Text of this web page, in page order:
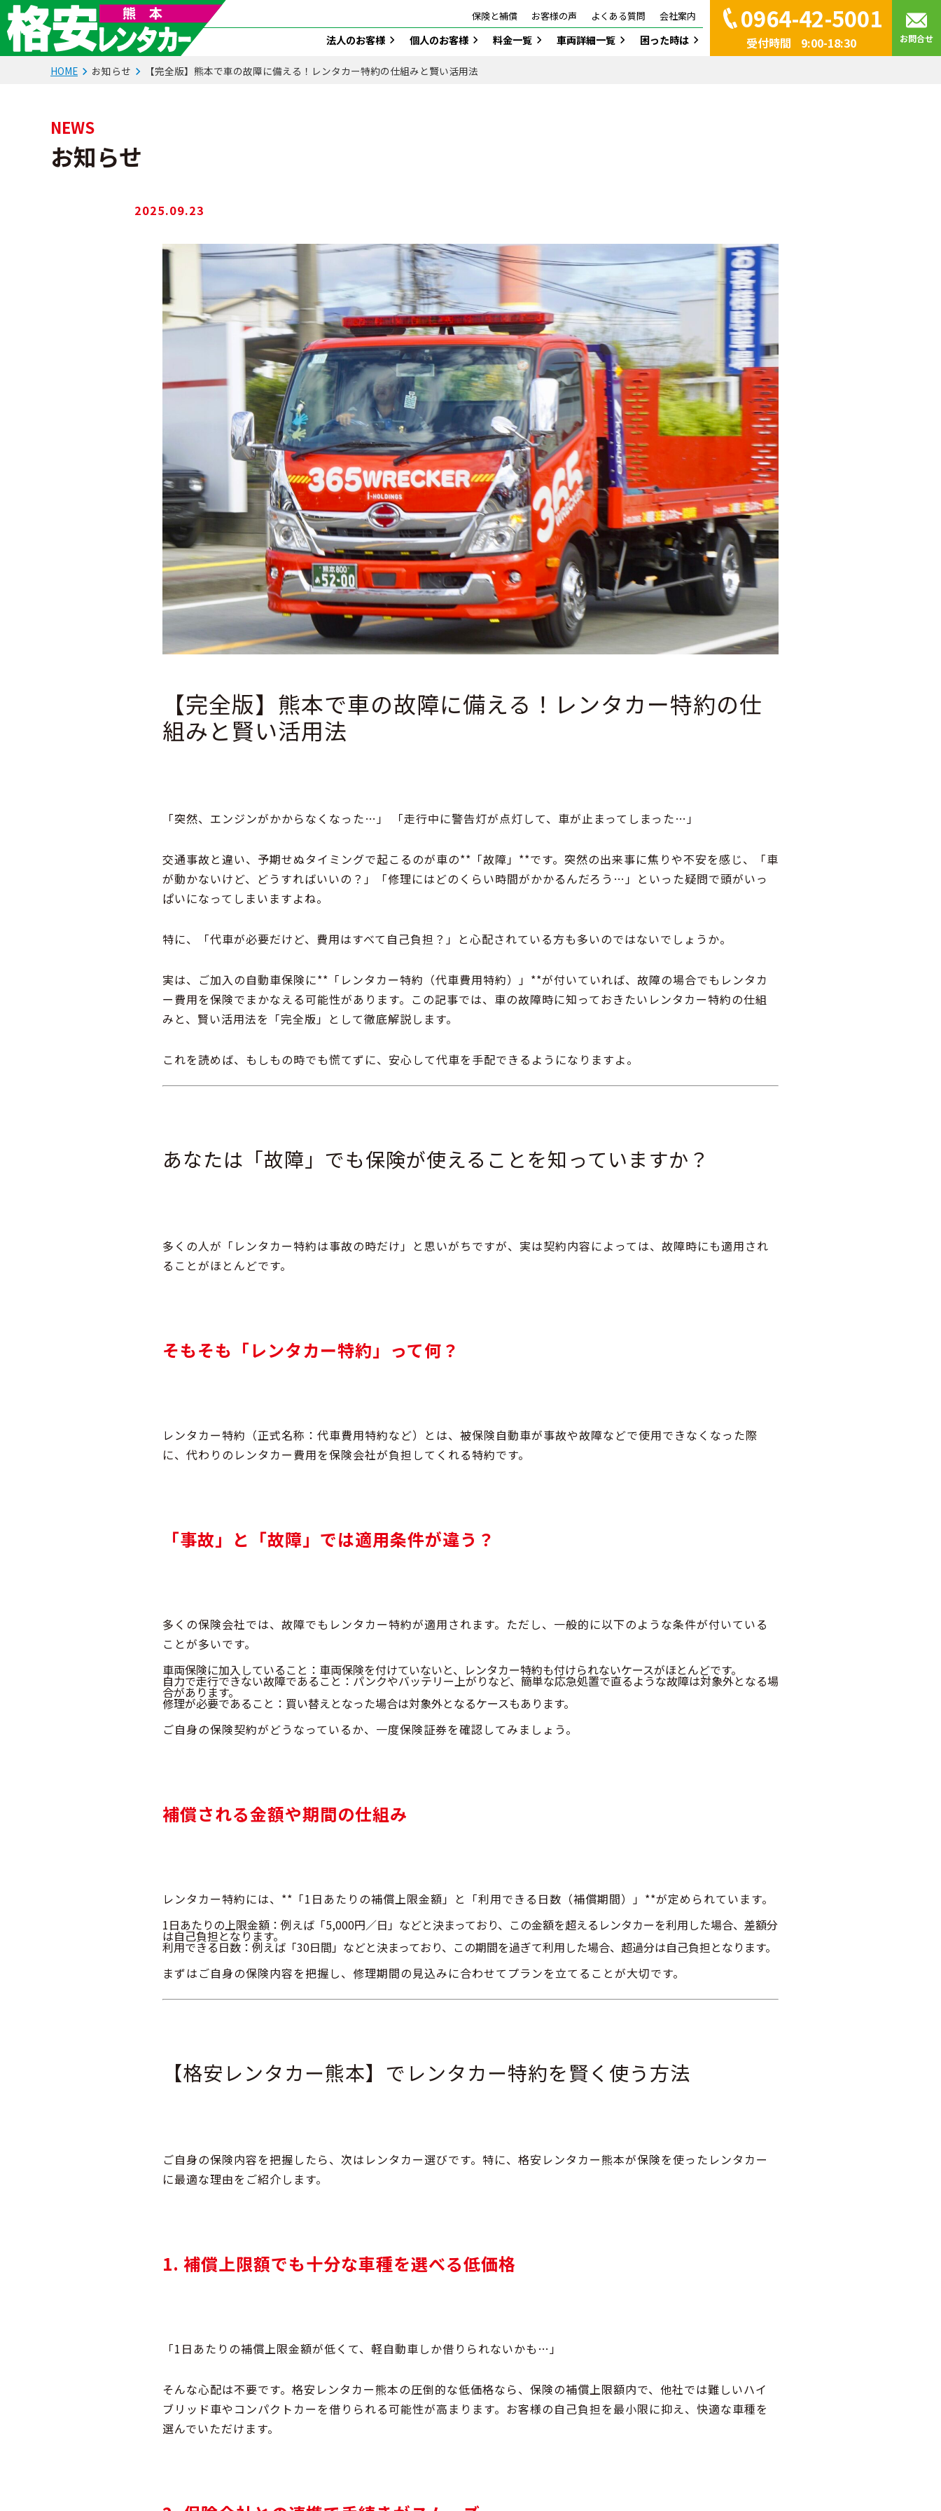
保険と補償 お客様の声 よくある質問 会社案内
法人のお客様 個人のお客様 料金一覧 車両詳細一覧 困った時は
0964-42-5001
受付時間 9:00-18:30 お問合せ
HOME お知らせ 【完全版】熊本で車の故障に備える！レンタカー特約の仕組みと賢い活用法
NEWS
お知らせ
2025.09.23
【完全版】熊本で車の故障に備える！レンタカー特約の仕
組みと賢い活用法
「突然、エンジンがかからなくなった…」 「走行中に警告灯が点灯して、車が止まってしまった…」
交通事故と違い、予期せぬタイミングで起こるのが車の**「故障」**です。突然の出来事に焦りや不安を感じ、「車
が動かないけど、どうすればいいの？」「修理にはどのくらい時間がかかるんだろう…」といった疑問で頭がいっ
ぱいになってしまいますよね。
特に、「代車が必要だけど、費用はすべて自己負担？」と心配されている方も多いのではないでしょうか。
実は、ご加入の自動車保険に**「レンタカー特約（代車費用特約）」**が付いていれば、故障の場合でもレンタカ
ー費用を保険でまかなえる可能性があります。この記事では、車の故障時に知っておきたいレンタカー特約の仕組
みと、賢い活用法を「完全版」として徹底解説します。
これを読めば、もしもの時でも慌てずに、安心して代車を手配できるようになりますよ。
あなたは「故障」でも保険が使えることを知っていますか？
多くの人が「レンタカー特約は事故の時だけ」と思いがちですが、実は契約内容によっては、 故障時にも適用され
る ことがほとんどです。
そもそも「レンタカー特約」って何？
レンタカー特約（正式名称：代車費用特約など）とは、被保険自動車が事故や故障などで使用できなくなった際
に、代わりのレンタカー費用を保険会社が負担してくれる特約です。
「事故」と「故障」では適用条件が違う？
多くの保険会社では、故障でもレンタカー特約が適用されます。ただし、一般的に以下のような条件が付いている
ことが多いです。
車両保険に加入していること ：車両保険を付けていないと、レンタカー特約も付けられないケースがほとんどです。
自力で走行できない故障であること：パンクやバッテリー上がりなど、簡単な応急処置で直るような故障は対象外となる場
合があります。
修理が必要であること ：買い替えとなった場合は対象外となるケースもあります。
ご自身の保険契約がどうなっているか、一度保険証券を確認してみましょう。
補償される金額や期間の仕組み
レンタカー特約には、**「1日あたりの補償上限金額」 と 「利用できる日数（補償期間）」**が定められています。
1日あたりの上限金額 ：例えば「5,000円／日」などと決まっており、この金額を超えるレンタカーを利用した場合、差額分
は自己負担となります。
利用できる日数 ：例えば「30日間」などと決まっており、この期間を過ぎて利用した場合、超過分は自己負担となります。
まずはご自身の保険内容を把握し、修理期間の見込みに合わせてプランを立てることが大切です。
【格安レンタカー熊本】でレンタカー特約を賢く使う方法
ご自身の保険内容を把握したら、次はレンタカー選びです。特に、 格安レンタカー熊本が保険を使ったレンタカー
に最適な理由をご紹介します。
1. 補償上限額でも十分な車種を選べる低価格
「1日あたりの補償上限金額が低くて、軽自動車しか借りられないかも…」
そんな心配は不要です。 格安レンタカー熊本の圧倒的な低価格なら、保険の補償上限額内で、他社では難しいハイ
ブリッド車やコンパクトカーを借りられる可能性が高まります。お客様の自己負担を最小限に抑え、快適な車種を
選んでいただけます。